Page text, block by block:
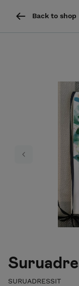
Back to shop
Previous
SURUADRESSIT